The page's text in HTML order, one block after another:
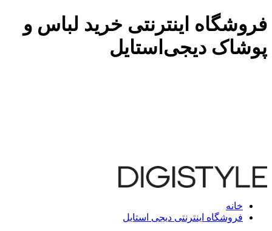
فروشگاه اینترنتی خرید لباس و
پوشاک دیجی‌استایل
خانه
فروشگاه اینترنتی دیجی استایل